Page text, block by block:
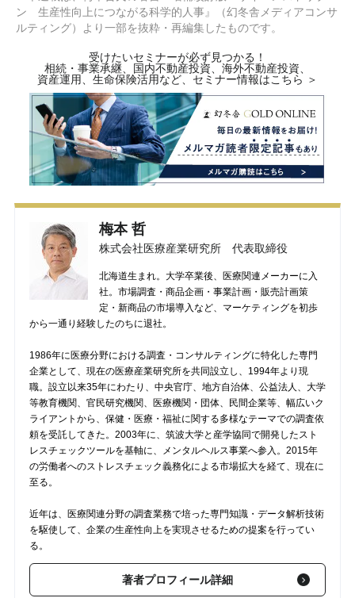
ン 生産性向上につながる科学的人事』（幻冬舎メディアコンサ
ルティング）より一部を抜粋・再編集したものです。
受けたいセミナーが必ず見つかる！
相続・事業承継、国内不動産投資、海外不動産投資、
資産運用、生命保険活用など、セミナー情報はこちら ＞
梅本 哲
株式会社医療産業研究所 代表取締役
北海道生まれ。大学卒業後、医療関連メーカーに入
社。市場調査・商品企画・事業計画・販売計画策
定・新商品の市場導入など、マーケティングを初歩
から一通り経験したのちに退社。
1986年に医療分野における調査・コンサルティングに特化した専門
企業として、現在の医療産業研究所を共同設立し、1994年より現
職。設立以来35年にわたり、中央官庁、地方自治体、公益法人、大学
等教育機関、官民研究機関、医療機関・団体、民間企業等、幅広いク
ライアントから、保健・医療・福祉に関する多様なテーマでの調査依
頼を受託してきた。2003年に、筑波大学と産学協同で開発したスト
レスチェックツールを基軸に、メンタルヘルス事業へ参入。2015年
の労働者へのストレスチェック義務化による市場拡大を経て、現在に
至る。
近年は、医療関連分野の調査業務で培った専門知識・データ解析技術
を駆使して、企業の生産性向上を実現させるための提案を行ってい
る。
著者プロフィール詳細